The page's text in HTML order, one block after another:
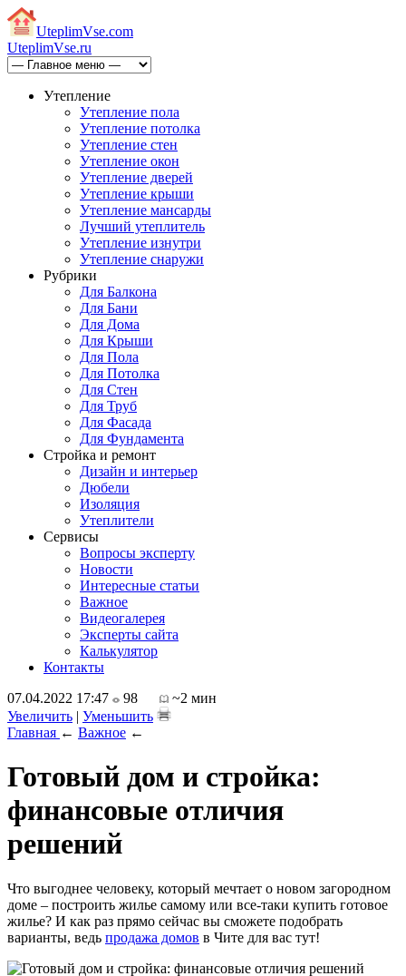
UteplimVse.com
UteplimVse.ru
Утепление
Утепление пола
Утепление потолка
Утепление стен
Утепление окон
Утепление дверей
Утепление крыши
Утепление мансарды
Лучший утеплитель
Утепление изнутри
Утепление снаружи
Рубрики
Для Балкона
Для Бани
Для Дома
Для Крыши
Для Пола
Для Потолка
Для Стен
Для Труб
Для Фасада
Для Фундамента
Стройка и ремонт
Дизайн и интерьер
Дюбели
Изоляция
Утеплители
Сервисы
Вопросы эксперту
Новости
Интересные статьи
Важное
Видеогалерея
Эксперты сайта
Калькулятор
Контакты
07.04.2022 17:47
98
~2 мин
Увеличить | Уменьшить
Главная ← Важное ←
Готовый дом и стройка:
финансовые отличия
решений
Что выгоднее человеку, который мечтает о новом загородном
доме – построить жилье самому или все-таки купить готовое
жилье? И как раз прямо сейчас вы сможете подобрать
варианты, ведь продажа домов в Чите для вас тут!